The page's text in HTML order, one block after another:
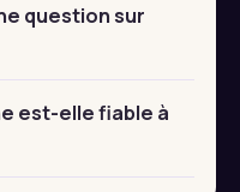
question sur
est-elle fiable à